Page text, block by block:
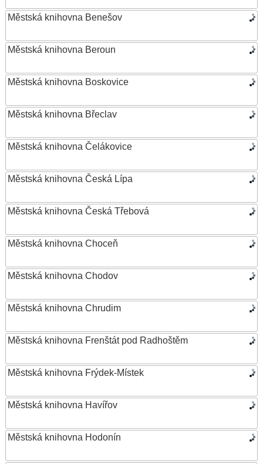
Městská knihovna Benešov
Městská knihovna Beroun
Městská knihovna Boskovice
Městská knihovna Břeclav
Městská knihovna Čelákovice
Městská knihovna Česká Lípa
Městská knihovna Česká Třebová
Městská knihovna Choceň
Městská knihovna Chodov
Městská knihovna Chrudim
Městská knihovna Frenštát pod Radhoštěm
Městská knihovna Frýdek-Místek
Městská knihovna Havířov
Městská knihovna Hodonín